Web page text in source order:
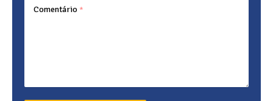
Comentário *